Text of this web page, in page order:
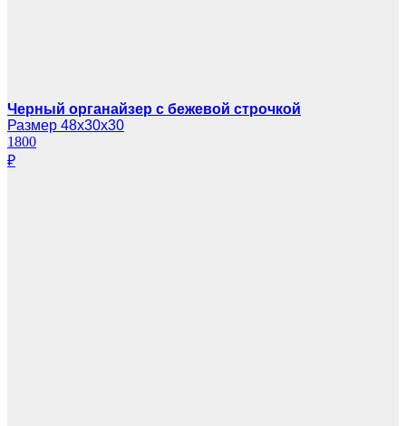
Черный органайзер с бежевой строчкой
Размер 48х30х30
1800
₽